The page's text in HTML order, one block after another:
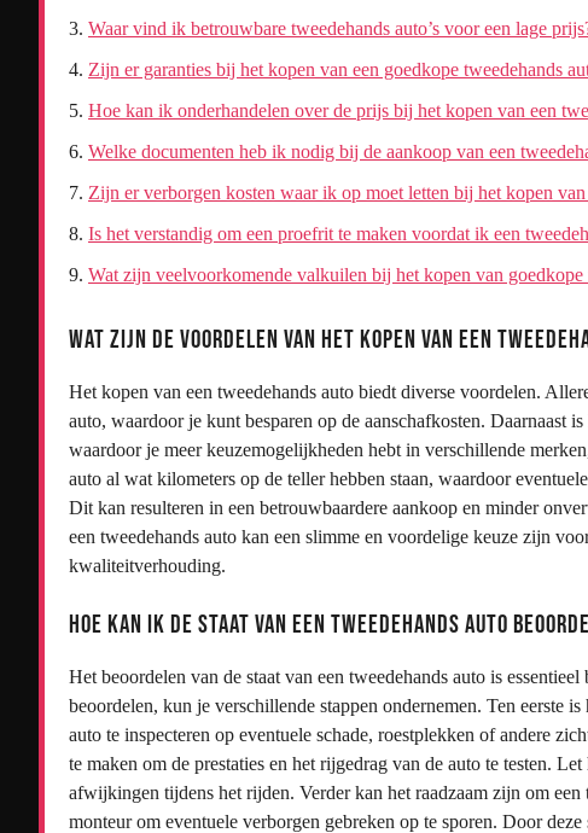
Waar vind ik betrouwbare tweedehands auto’s voor een lage
Zijn er garanties bij het kopen van een goedkope tweedehands
Hoe kan ik onderhandelen over de prijs bij het kopen van een
Welke documenten heb ik nodig bij de aankoop van een
Zijn er verborgen kosten waar ik op moet letten bij het kopen van
Is het verstandig om een proefrit te maken voordat ik een
Wat zijn veelvoorkomende valkuilen bij het kopen van goedkope
Wat zijn de voordelen van het kopen van een
Het kopen van een tweedehands auto biedt diverse voordelen.
auto, waardoor je kunt besparen op de aanschafkosten. Daarnaast
waardoor je meer keuzemogelijkheden hebt in verschillende
auto al wat kilometers op de teller hebben staan, waardoor
Dit kan resulteren in een betrouwbaardere aankoop en minder
een tweedehands auto kan een slimme en voordelige keuze zijn
kwaliteitverhouding.
Hoe kan ik de staat van een tweedehands auto
Het beoordelen van de staat van een tweedehands auto is
beoordelen, kun je verschillende stappen ondernemen. Ten eerste
auto te inspecteren op eventuele schade, roestplekken of andere
te maken om de prestaties en het rijgedrag van de auto te testen.
afwijkingen tijdens het rijden. Verder kan het raadzaam zijn om
monteur om eventuele verborgen gebreken op te sporen. Door